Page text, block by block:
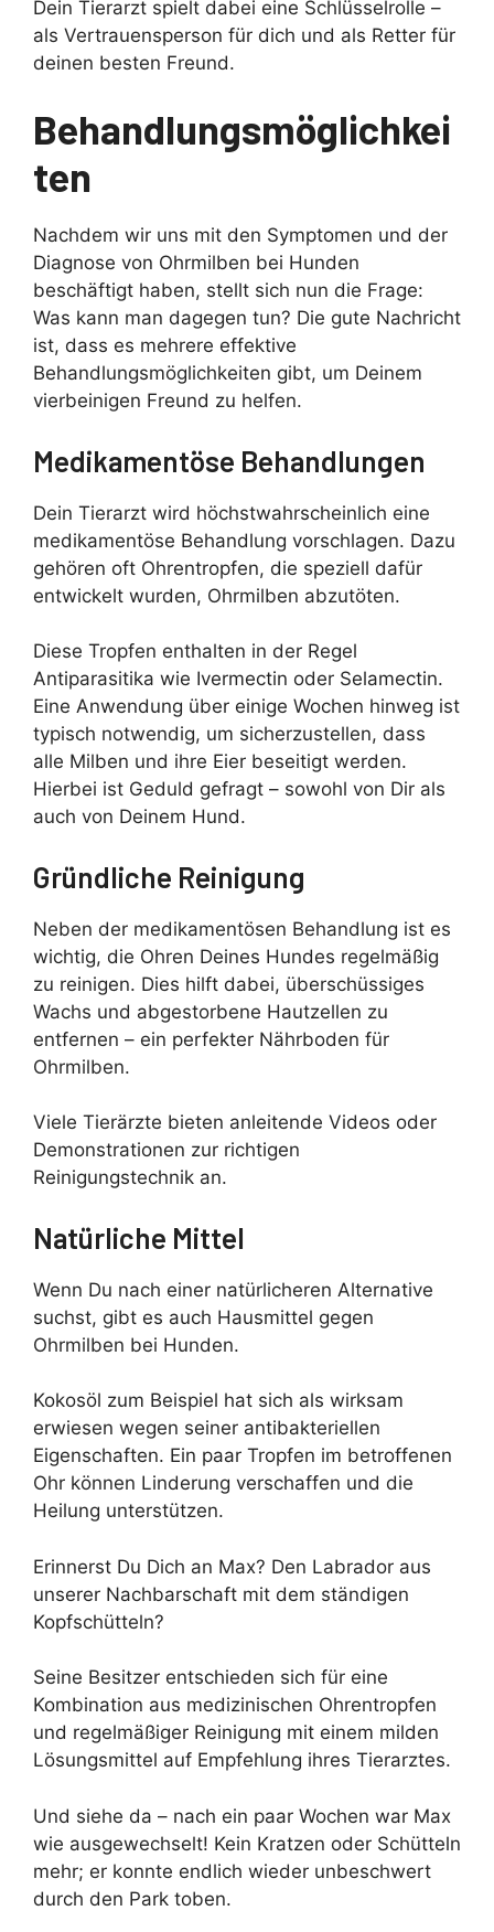
Dein Tierarzt spielt dabei eine Schlüsselrolle –
als Vertrauensperson für dich und als Retter für
deinen besten Freund.
Behandlungsmöglichkei
ten
Nachdem wir uns mit den Symptomen und der
Diagnose von Ohrmilben bei Hunden
beschäftigt haben, stellt sich nun die Frage:
Was kann man dagegen tun? Die gute Nachricht
ist, dass es mehrere effektive
Behandlungsmöglichkeiten gibt, um Deinem
vierbeinigen Freund zu helfen.
Medikamentöse Behandlungen
Dein Tierarzt wird höchstwahrscheinlich eine
medikamentöse Behandlung vorschlagen. Dazu
gehören oft Ohrentropfen, die speziell dafür
entwickelt wurden, Ohrmilben abzutöten.
Diese Tropfen enthalten in der Regel
Antiparasitika wie Ivermectin oder Selamectin.
Eine Anwendung über einige Wochen hinweg ist
typisch notwendig, um sicherzustellen, dass
alle Milben und ihre Eier beseitigt werden.
Hierbei ist Geduld gefragt – sowohl von Dir als
auch von Deinem Hund.
Gründliche Reinigung
Neben der medikamentösen Behandlung ist es
wichtig, die Ohren Deines Hundes regelmäßig
zu reinigen. Dies hilft dabei, überschüssiges
Wachs und abgestorbene Hautzellen zu
entfernen – ein perfekter Nährboden für
Ohrmilben.
Viele Tierärzte bieten anleitende Videos oder
Demonstrationen zur richtigen
Reinigungstechnik an.
Natürliche Mittel
Wenn Du nach einer natürlicheren Alternative
suchst, gibt es auch Hausmittel gegen
Ohrmilben bei Hunden.
Kokosöl zum Beispiel hat sich als wirksam
erwiesen wegen seiner antibakteriellen
Eigenschaften. Ein paar Tropfen im betroffenen
Ohr können Linderung verschaffen und die
Heilung unterstützen.
Erinnerst Du Dich an Max? Den Labrador aus
unserer Nachbarschaft mit dem ständigen
Kopfschütteln?
Seine Besitzer entschieden sich für eine
Kombination aus medizinischen Ohrentropfen
und regelmäßiger Reinigung mit einem milden
Lösungsmittel auf Empfehlung ihres Tierarztes.
Und siehe da – nach ein paar Wochen war Max
wie ausgewechselt! Kein Kratzen oder Schütteln
mehr; er konnte endlich wieder unbeschwert
durch den Park toben.